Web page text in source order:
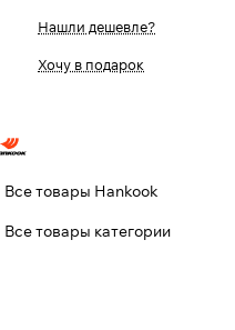
Нашли дешевле?
Хочу в подарок
Все товары Hankook
Все товары категории